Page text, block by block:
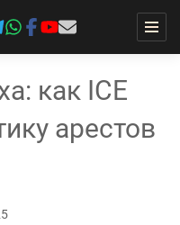
как ICE
арестов